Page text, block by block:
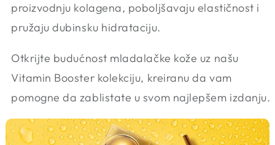
proizvodnju kolagena, poboljšavaju elastičnost i
pružaju dubinsku hidrataciju.
Otkrijte budućnost mladalačke kože uz našu
Vitamin Booster kolekciju, kreiranu da vam
pomogne da zablistate u svom najlepšem izdanju.